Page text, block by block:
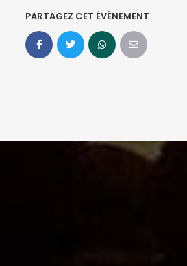
PARTAGEZ CET ÉVÈNEMENT